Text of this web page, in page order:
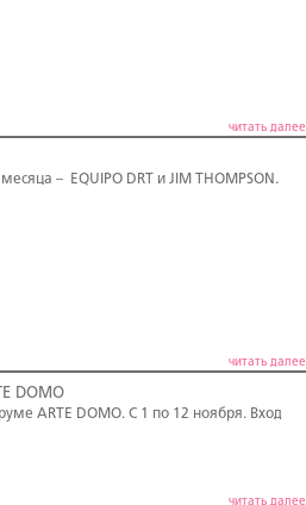
читать далее
– EQUIPO DRT и JIM THOMPSON.
читать далее
DOMO
ARTE DOMO. С 1 по 12 ноября. Вход
читать далее